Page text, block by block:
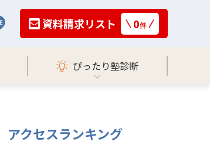
資料請求リスト 0件
ぴったり塾診断
アクセスランキング